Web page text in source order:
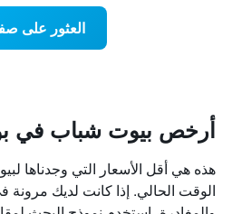
محور
الذي
يعرض
عدد
العثور على
أرخص بيوت شباب في
هذه هي أقل الأسعار التي وجدناها
الوقت الحالي. إذا كانت لديك مرونة